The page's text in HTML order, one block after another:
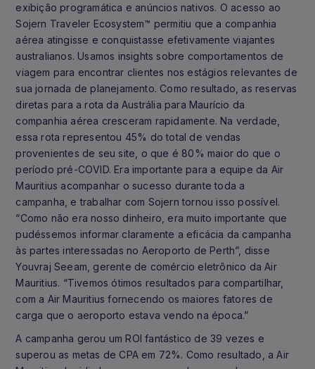
exibição programática e anúncios nativos. O acesso ao
Sojern Traveler Ecosystem™ permitiu que a companhia
aérea atingisse e conquistasse efetivamente viajantes
australianos. Usamos insights sobre comportamentos de
viagem para encontrar clientes nos estágios relevantes de
sua jornada de planejamento. Como resultado, as reservas
diretas para a rota da Austrália para Maurício da
companhia aérea cresceram rapidamente. Na verdade,
essa rota representou 45% do total de vendas
provenientes de seu site, o que é 80% maior do que o
período pré-COVID. Era importante para a equipe da Air
Mauritius acompanhar o sucesso durante toda a
campanha, e trabalhar com Sojern tornou isso possível.
“Como não era nosso dinheiro, era muito importante que
pudéssemos informar claramente a eficácia da campanha
às partes interessadas no Aeroporto de Perth”, disse
Youvraj Seeam, gerente de comércio eletrônico da Air
Mauritius. “Tivemos ótimos resultados para compartilhar,
com a Air Mauritius fornecendo os maiores fatores de
carga que o aeroporto estava vendo na época.”
A campanha gerou um ROI fantástico de 39 vezes e
superou as metas de CPA em 72%. Como resultado, a Air